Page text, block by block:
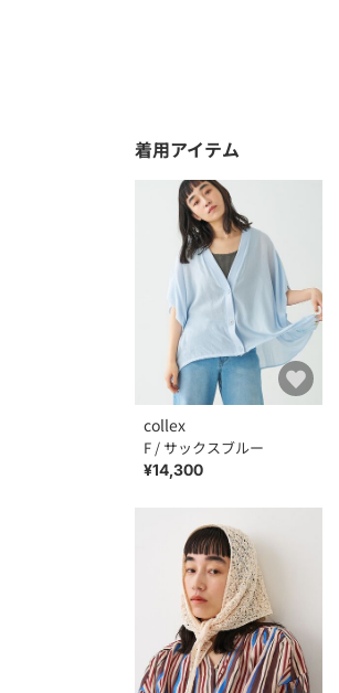
着用アイテム
collex
F / サックスブルー
¥14,300